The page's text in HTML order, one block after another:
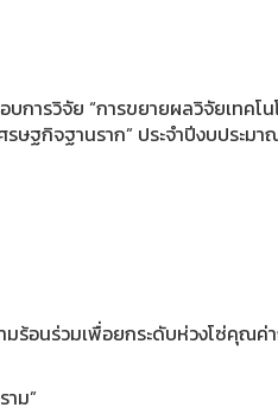
การวิจัย “การขยายผลวิจัยเทคโ
ษฐกิจฐานราก” ประจำปีงบประม
ร้อนร่วมเพื่อยกระดับห่วงโซ่คุณค่
ม”